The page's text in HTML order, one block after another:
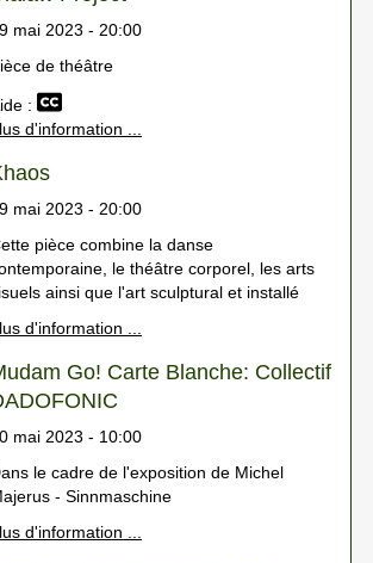
mai 2023 - 20:00
de théâtre
:
d'information ...
mai 2023 - 20:00
pièce combine la danse
le théâtre corporel, les arts
ainsi que l'art sculptural et installé
d'information ...
Go! Carte Blanche: Collectif
mai 2023 - 10:00
le cadre de l'exposition de Michel
- Sinnmaschine
d'information ...